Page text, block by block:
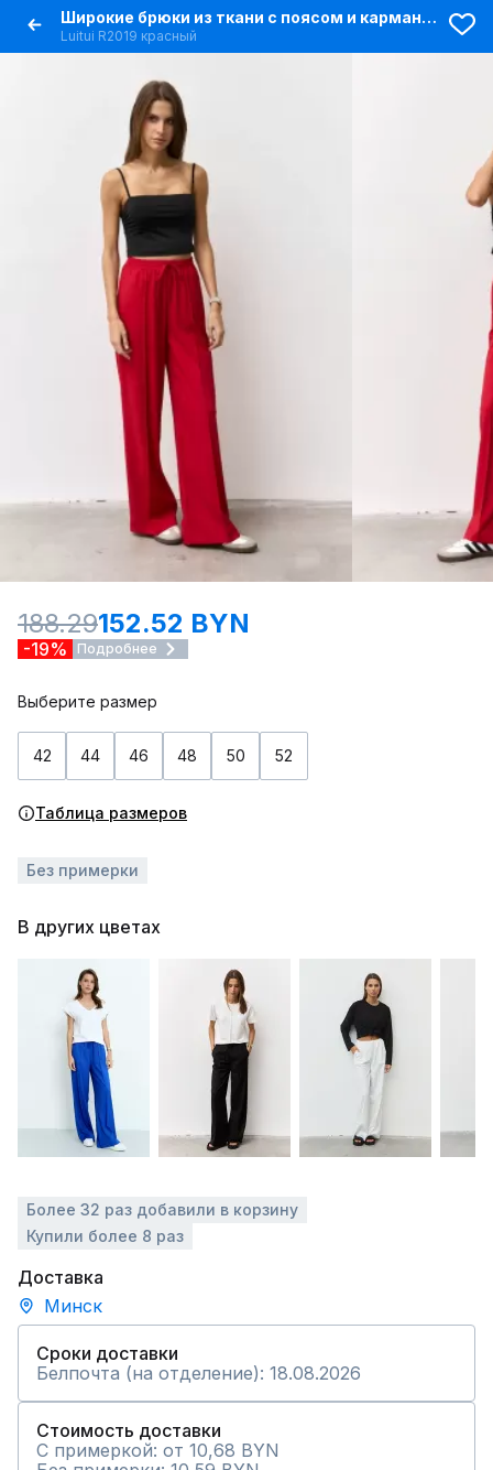
Широкие брюки из ткани с поясом и карманами
Luitui R2019 красный
188.29152.52 BYN
-19% Подробнее
Выберите размер
42 44 46 48 50 52
Таблица размеров
Без примерки
В других цветах
Более 32 раз добавили в корзину
Купили более 8 раз
Доставка
Минск
Сроки доставки
Белпочта (на отделение): 18.08.2026
Стоимость доставки
С примеркой: от 10,68 BYN